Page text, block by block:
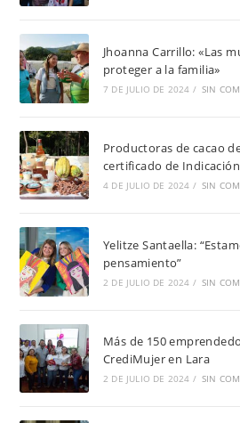
Jhoanna Carrillo: «Las
proteger a la familia»
7 DE JULIO DE 2024 / SIN
Productoras de cacao
certificado de
4 DE JULIO DE 2024 / SIN
Yelitze Santaella:
pensamiento”
2 DE JULIO DE 2024 / SIN
Más de 150
CrediMujer en Lara
2 DE JULIO DE 2024 / SIN